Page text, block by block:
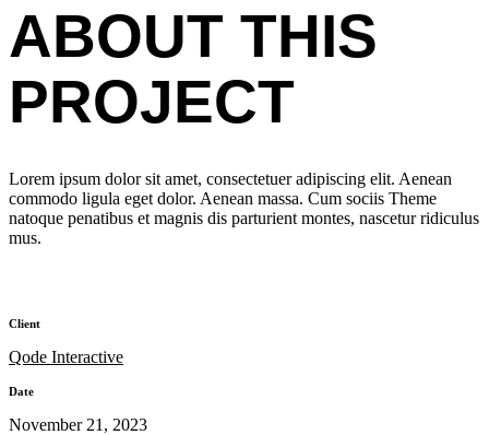
Client
Qode Interactive
Date
November 21, 2023
ABOUT THIS
PROJECT
Lorem ipsum dolor sit amet, consectetuer adipiscing elit. Aenean
commodo ligula eget dolor. Aenean massa. Cum sociis Theme
natoque penatibus et magnis dis parturient montes, nascetur ridiculus
mus.